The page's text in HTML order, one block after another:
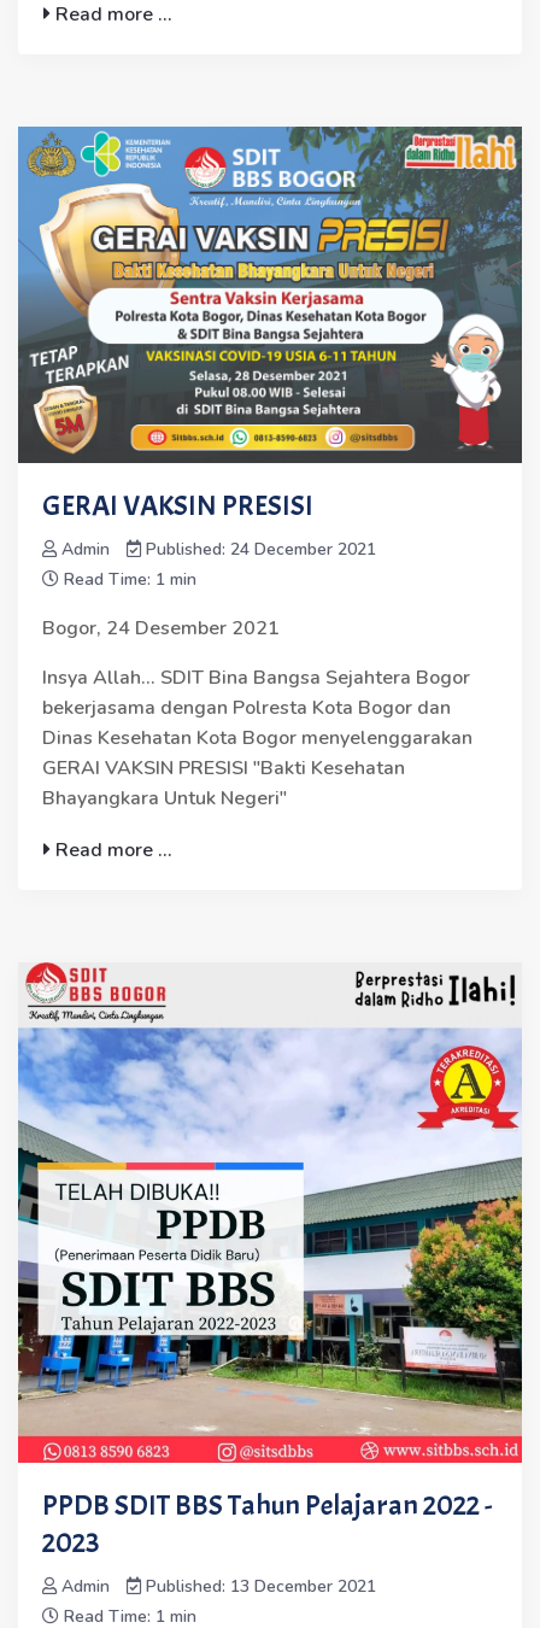
Read more ...
GERAI VAKSIN PRESISI
Admin
Published: 24 December 2021
Read Time: 1 min
Bogor, 24 Desember 2021
Insya Allah... SDIT Bina Bangsa Sejahtera Bogor
bekerjasama dengan Polresta Kota Bogor dan
Dinas Kesehatan Kota Bogor menyelenggarakan
GERAI VAKSIN PRESISI "Bakti Kesehatan
Bhayangkara Untuk Negeri"
Read more ...
PPDB SDIT BBS Tahun Pelajaran 2022 -
2023
Admin
Published: 13 December 2021
Read Time: 1 min